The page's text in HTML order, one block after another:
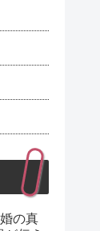
の真